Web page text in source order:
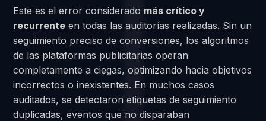
Este es el error considerado más crítico y
recurrente en todas las auditorías realizadas. Sin un
seguimiento preciso de conversiones, los algoritmos
de las plataformas publicitarias operan
completamente a ciegas, optimizando hacia objetivos
incorrectos o inexistentes. En muchos casos
auditados, se detectaron etiquetas de seguimiento
duplicadas, eventos que no disparaban